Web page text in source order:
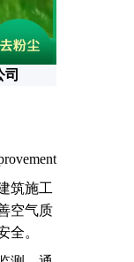
筑施工
空气质
全。